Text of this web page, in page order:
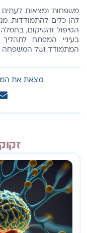
משפחות נמצאות לעתים
להן כלים להתמודדות.
הטיפול והשיקום, בחמלה
בעיניי המפתח
המתמודד ושל המשפחה
שיתוף
מצאת את